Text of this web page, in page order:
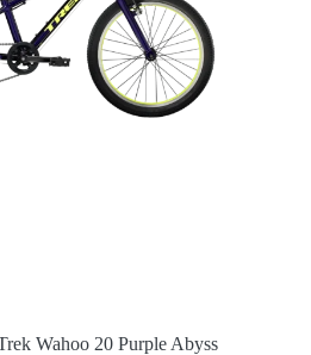
Wahoo 20 Purple Abyss